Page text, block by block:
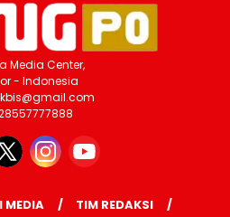
Media Center,
- Indonesia
MEDIA
TIM REDAKSI